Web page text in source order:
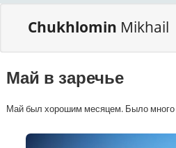
Chukhlomin Mikhail
Май в заречье
Май был хорошим месяцем. Было много